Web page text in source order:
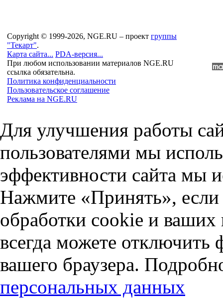
Copyright © 1999-2026, NGE.RU – проект группы
"Текарт".
Карта сайта... PDA-версия...
При любом использовании материалов NGE.RU
ссылка обязательна.
Политика конфиденциальности
Пользовательское соглашение
Реклама на NGE.RU
Для улучшения работы
пользователями мы
эффективности сайта мы
Нажмите «Принять», если
обработки cookie и
всегда можете отключить
вашего браузера.
персональных данных